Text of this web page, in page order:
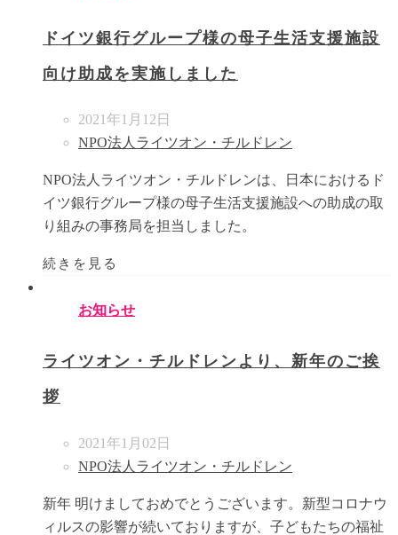
ドイツ銀行グループ様の母子生活支援施設
向け助成を実施しました
2021年1月12日
NPO法人ライツオン・チルドレン
NPO法人ライツオン・チルドレンは、日本におけるド
イツ銀行グループ様の母子生活支援施設への助成の取
り組みの事務局を担当しました。
続きを見る
お知らせ
ライツオン・チルドレンより、新年のご挨
拶
2021年1月02日
NPO法人ライツオン・チルドレン
新年 明けましておめでとうございます。新型コロナウ
ィルスの影響が続いておりますが、子どもたちの福祉